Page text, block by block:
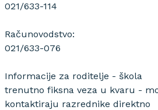
021/633-114
Računovodstvo:
021/633-076
Informacije za roditelje - škola
trenutno fiksna veza u kvaru -
kontaktiraju razrednike direktno